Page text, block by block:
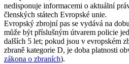
nedisponuje informacemi o aktuální
členských státech Evropské unie.
Evropský zbrojní pas se vydává na
může být příslušným útvarem policie
dalších 5 let; pokud jsou v evropském
zbraně kategorie D, je doba platnosti
zákona o zbraních).